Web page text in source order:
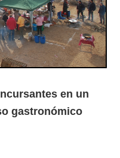
en un
gastronómico